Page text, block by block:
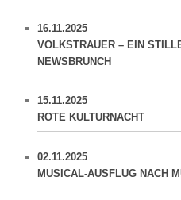
16.11.2025
VOLKSTRAUER – EIN
NEWSBRUNCH
15.11.2025
ROTE KULTURNACHT
02.11.2025
MUSICAL-AUSFLUG NACH